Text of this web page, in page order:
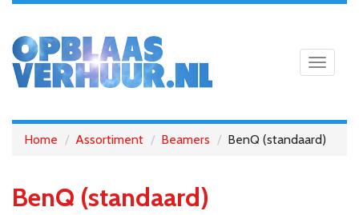
Toggle
Home Assortiment Beamers BenQ (standaard)
BenQ (standaard)